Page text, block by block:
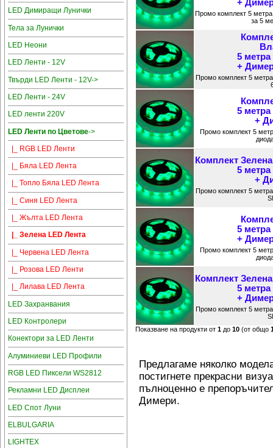
LED Димиращи Лунички
Тела за Лунички
LED Неони
LED Ленти - 12V
Твърди LED Ленти - 12V->
LED Ленти - 24V
LED ленти 220V
LED Ленти по Цветове->
|_ RGB LED Ленти
|_ Бяла LED Лента
|_ Топло Бяла LED Лента
|_ Синя LED Лента
|_ Жълта LED Лента
|_ Зелена LED Лента
|_ Червена LED Лента
|_ Розова LED Ленти
|_ Лилава LED Лента
LED Захранвания
LED Контролери
Конектори за LED Ленти
Алуминиеви LED Профили
RGB LED Пиксели WS2812
Рекламни LED Дисплеи
LED Спот Луни
ELBULGARIA
LIGHTEX
+
Промо комплект 5
за 5
5 метра
+
Промо комплект 5
5 метра
+
Промо комплект 5
Комплект
5 метра
+
Промо комплект 5
5 метра
+
Промо комплект 5
Комплект
5 метра
+
Промо комплект 5
Показване на продукти от 1до 10(от общо
Предлагаме няколко
постигнете прекрасни
пълноценно е
Димери.